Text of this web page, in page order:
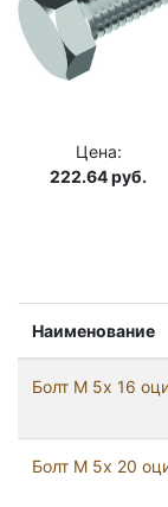
Наименование
Болт М 5х 16
Болт М 5х 20
Цена:
222.64руб.